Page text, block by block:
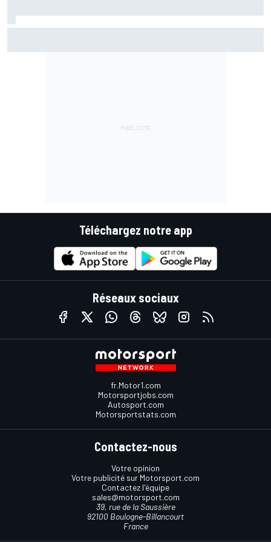
Téléchargez notre app
Réseaux sociaux
fr.Motor1.com
Motorsportjobs.com
Autosport.com
Motorsportstats.com
Contactez-nous
Votre opinion
Votre publicité sur Motorsport.com
Contactez l'équipe
sales@motorsport.com
39, rue de la Saussière
92100 Boulogne-Billancourt
France